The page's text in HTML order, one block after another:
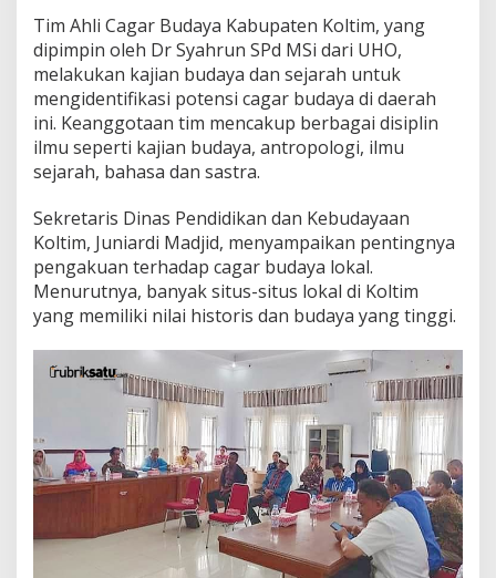
B
e
r
a
r
g
a
a
n
g
M
e
l
e
k
t
d
a
l
a
m
S
e
j
a
Tim Ahli Cagar Budaya Kabupaten Koltim, yang
dipimpin oleh Dr Syahrun SPd MSi dari UHO,
melakukan kajian budaya dan sejarah untuk
mengidentifikasi potensi cagar budaya di daerah
ini. Keanggotaan tim mencakup berbagai disiplin
ilmu seperti kajian budaya, antropologi, ilmu
sejarah, bahasa dan sastra.
Sekretaris Dinas Pendidikan dan Kebudayaan
Koltim, Juniardi Madjid, menyampaikan pentingnya
pengakuan terhadap cagar budaya lokal.
Menurutnya, banyak situs-situs lokal di Koltim
yang memiliki nilai historis dan budaya yang tinggi.